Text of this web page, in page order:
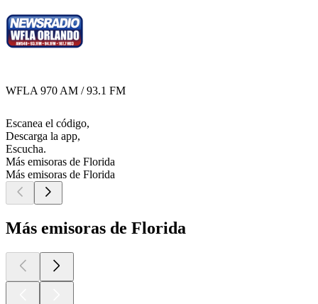
WFLA 970 AM / 93.1 FM
Escanea el código,
Descarga la app,
Escucha.
Más emisoras de Florida
Más emisoras de Florida
Más emisoras de Florida